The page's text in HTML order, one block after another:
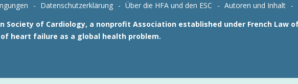
Datenschutzerklärung Über die HFA und den ESC Autoren und Inhalt
Society of Cardiology, a nonprofit Association established under French
heart failure as a global health problem.